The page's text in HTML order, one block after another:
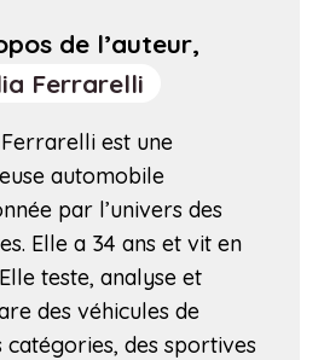
de l’auteur,
Ferrarelli
est une
automobile
par l’univers des
Elle a 34 ans et vit en
teste, analyse et
des véhicules de
catégories, des sportives